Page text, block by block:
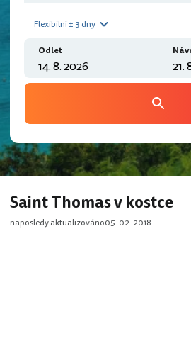
Flexibilní ± 3 dny
Odlet
Saint Thomas v kostce
naposledy aktualizováno05. 02. 2018